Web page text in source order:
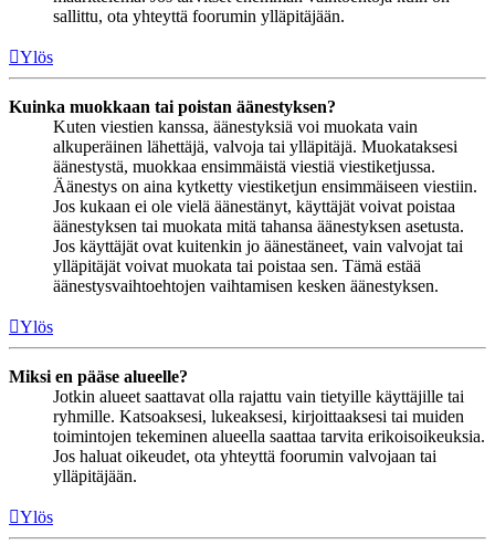
sallittu, ota yhteyttä foorumin ylläpitäjään.
Ylös
Kuinka muokkaan tai poistan äänestyksen?
Kuten viestien kanssa, äänestyksiä voi muokata vain
alkuperäinen lähettäjä, valvoja tai ylläpitäjä. Muokataksesi
äänestystä, muokkaa ensimmäistä viestiä viestiketjussa.
Äänestys on aina kytketty viestiketjun ensimmäiseen viestiin.
Jos kukaan ei ole vielä äänestänyt, käyttäjät voivat poistaa
äänestyksen tai muokata mitä tahansa äänestyksen asetusta.
Jos käyttäjät ovat kuitenkin jo äänestäneet, vain valvojat tai
ylläpitäjät voivat muokata tai poistaa sen. Tämä estää
äänestysvaihtoehtojen vaihtamisen kesken äänestyksen.
Ylös
Miksi en pääse alueelle?
Jotkin alueet saattavat olla rajattu vain tietyille käyttäjille tai
ryhmille. Katsoaksesi, lukeaksesi, kirjoittaaksesi tai muiden
toimintojen tekeminen alueella saattaa tarvita erikoisoikeuksia.
Jos haluat oikeudet, ota yhteyttä foorumin valvojaan tai
ylläpitäjään.
Ylös